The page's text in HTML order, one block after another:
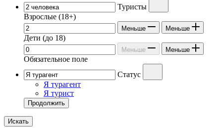
Туристы
Взрослые (18+)
Меньше Меньше
Дети (до 18)
Меньше Меньше
Обязательное поле
Статус
Я турагент
Я турист
Продолжить
Искать